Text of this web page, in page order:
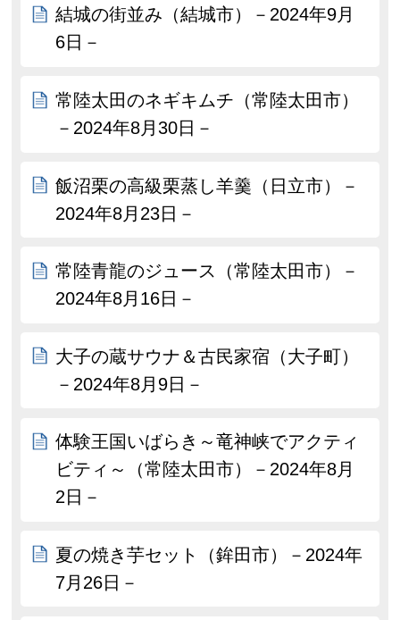
結城の街並み（結城市）－2024年9月
6日－
常陸太田のネギキムチ（常陸太田市）
－2024年8月30日－
飯沼栗の高級栗蒸し羊羹（日立市）－
2024年8月23日－
常陸青龍のジュース（常陸太田市）－
2024年8月16日－
大子の蔵サウナ＆古民家宿（大子町）
－2024年8月9日－
体験王国いばらき～竜神峡でアクティ
ビティ～（常陸太田市）－2024年8月
2日－
夏の焼き芋セット（鉾田市）－2024年
7月26日－